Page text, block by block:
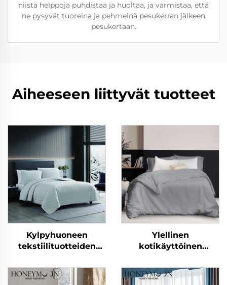
niistä helppoja puhdistaa ja huoltaa, ja varmistaa, että
ne pysyvät tuoreina ja pehmeinä pesukerran jälkeen
pesukertaan.
Aiheeseen liittyvät tuotteet
Kylpyhuoneen
tekstiilituotteiden
villapäällysteinen
kääntyvä
Ylellinen
kotikäyttöinen
% pestty pellavaa ja
puuvillaa,